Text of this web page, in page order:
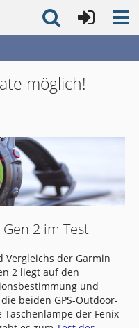
möglich!
2 im Test
Vergleichs der Garmin
2 liegt auf den
und
beiden GPS-Outdoor-
der Fenix